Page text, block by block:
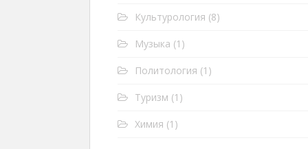
Культурология (8)
Музыка (1)
Политология (1)
Туризм (1)
Химия (1)